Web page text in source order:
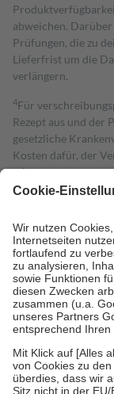
abweichen.
Prüfungen, die zu
Lieferfrist um die
verlängern.
4Für
Rezept aus und der
gesetzliche
Kosten dafür, der
mit.
Grundsätzlich
höchstens zehn Euro.
Kosten der
Diese Regeln
Bei Heilmitteln und
Zuzahlung zehn
Verordnung.
Um das
stärken und die
fallenkeine
• Kindern und
mit Ausnahme der